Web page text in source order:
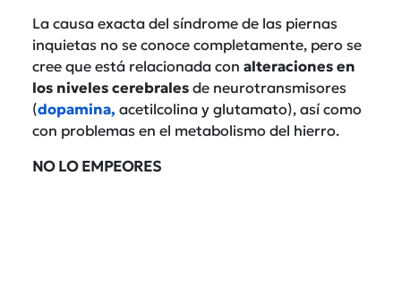
La causa exacta del síndrome de las piernas
inquietas no se conoce completamente, pero se
cree que está relacionada con alteraciones en
los niveles cerebrales de neurotransmisores
(dopamina, acetilcolina y glutamato), así como
con problemas en el metabolismo del hierro.
NO LO EMPEORES